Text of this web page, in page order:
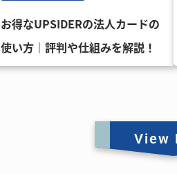
お得なUPSIDERの法人カードの
使い方｜評判や仕組みを解説！
View